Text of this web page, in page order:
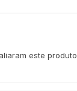
este produto